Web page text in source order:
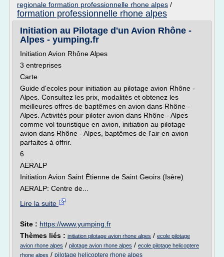
regionale formation professionnelle rhone alpes /
formation professionnelle rhone alpes
Initiation au Pilotage d'un Avion Rhône -
Alpes - yumping.fr
Initiation Avion Rhône Alpes
3 entreprises
Carte
Guide d'ecoles pour initiation au pilotage avion Rhône -
Alpes. Consultez les prix, modalités et obtenez les
meilleures offres de baptêmes en avion dans Rhône -
Alpes. Activités pour piloter avion dans Rhône - Alpes
comme vol touristique en avion, initiation au pilotage
avion dans Rhône - Alpes, baptêmes de l'air en avion
parfaites à offrir.
6
AERALP
Initiation Avion Saint Étienne de Saint Geoirs (Isère)
AERALP: Centre de...
Lire la suite
Site : https://www.yumping.fr
Thèmes liés : initiation pilotage avion rhone alpes / ecole pilotage
avion rhone alpes / pilotage avion rhone alpes / ecole pilotage helicoptere
rhone alpes / pilotage helicoptere rhone alpes